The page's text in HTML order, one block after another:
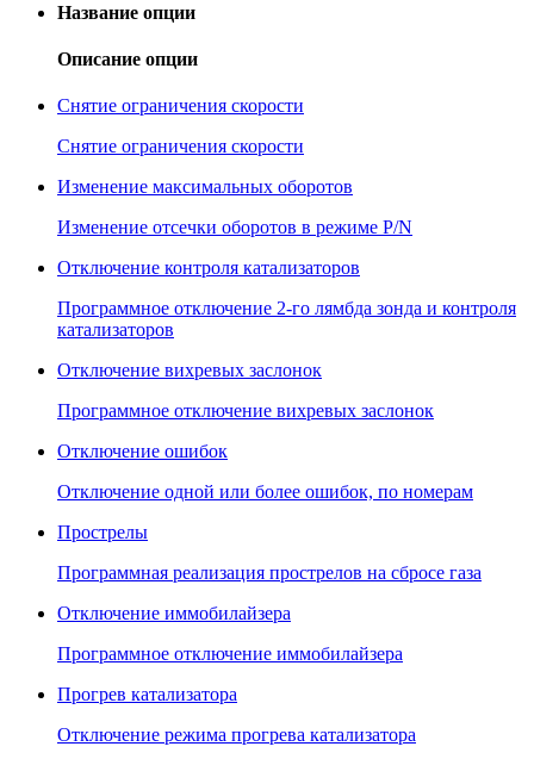
Название опции
Описание опции
Снятие ограничения скорости
Снятие ограничения скорости
Изменение максимальных оборотов
Изменение отсечки оборотов в режиме P/N
Отключение контроля катализаторов
Программное отключение 2-го лямбда зонда и контроля
катализаторов
Отключение вихревых заслонок
Программное отключение вихревых заслонок
Отключение ошибок
Отключение одной или более ошибок, по номерам
Прострелы
Программная реализация прострелов на сбросе газа
Отключение иммобилайзера
Программное отключение иммобилайзера
Прогрев катализатора
Отключение режима прогрева катализатора